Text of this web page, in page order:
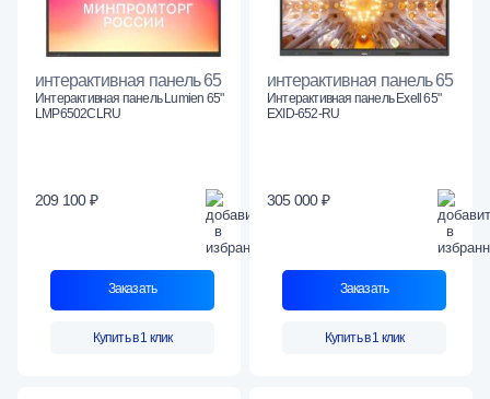
интерактивная панель 65
Интерактивная панель Lumien 65"
LMP6502CLRU
209 100 ₽
Заказать
Купить в 1 клик
интерактивная панель 65
Интерактивная панель Exell 65"
EXID-652-RU
305 000 ₽
Заказать
Купить в 1 клик